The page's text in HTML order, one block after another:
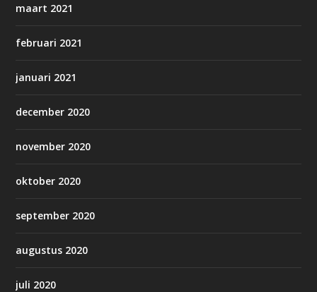
maart 2021
februari 2021
januari 2021
december 2020
november 2020
oktober 2020
september 2020
augustus 2020
juli 2020